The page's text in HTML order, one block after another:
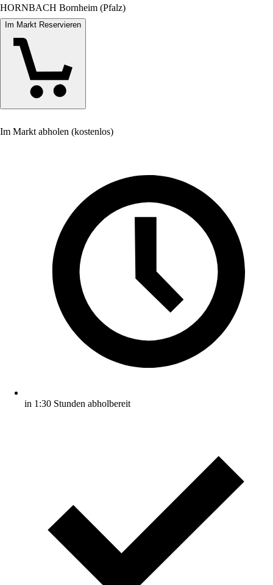
HORNBACH Bornheim (Pfalz)
Im Markt Reservieren
Im Markt abholen (kostenlos)
in 1:30 Stunden abholbereit